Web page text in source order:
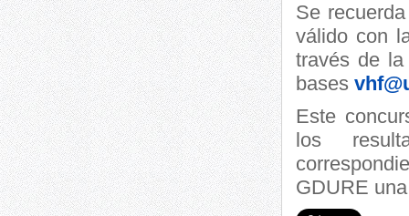
Se
válido con
través de
bases
Este
los
GDURE